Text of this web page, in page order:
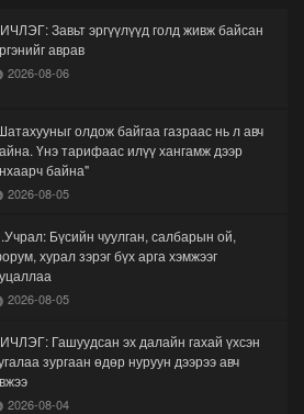
Завьт эргүүлүүд голд живж байсан
аврав
2026-08-06
олдож байгаа газраас нь л авч
Үнэ тарифаас илүү хангамж дээр
байна"
2026-08-05
Бүсийн чуулган, салбарын ой,
хурал зэрэг бүх арга хэмжээг
2026-08-05
Гашуудсан эх далайн гахай үхсэн
зургаан өдөр нуруун дээрээ авч
2026-08-04